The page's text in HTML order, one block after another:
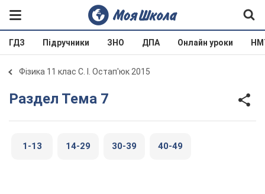
ГДЗ Підручники ЗНО ДПА Онлайн уроки
Фізика 11 клас С. І. Остап'юк 2015
Раздел Тема 7
1-13 14-29 30-39 40-49